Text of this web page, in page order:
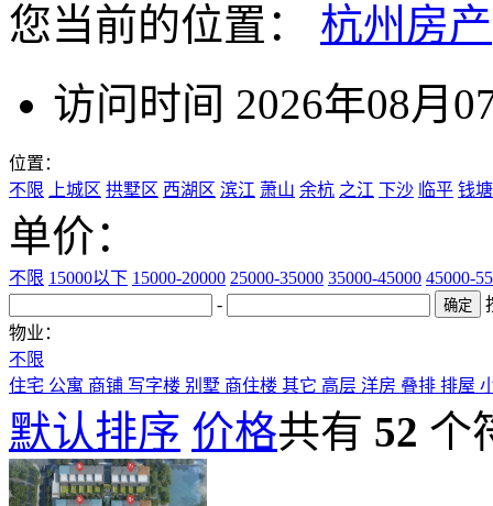
您当前的位置： 杭州房产
访问时间 2026年08月
位置：
不限
上城区 拱墅区 西湖区 滨江 萧山 余杭 之江 下沙 临平 钱
单价：
不限 15000以下 15000-20000 25000-35000 35000-45000 45000-
-
物业：
不限
住宅 公寓 商铺 写字楼 别墅 商住楼 其它 高层 洋房 叠排 排屋
默认排序 价格共有 52 个